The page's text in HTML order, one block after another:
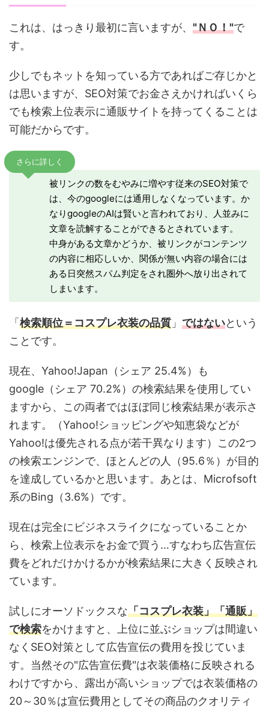
これは、はっきり最初に言いますが、 "ＮＯ！"で
す。
少しでもネットを知っている方であればご存じかと
は思いますが、SEO対策でお金さえかければいくら
でも検索上位表示に通販サイトを持ってくることは
可能だからです。
さらに詳しく
被リンクの数をむやみに増やす従来のSEO対策で
は、今のgoogleには通用しなくなっています。か
なりgoogleのAIは賢いと言われており、人並みに
文章を読解することができるとされています。
中身がある文章かどうか、被リンクがコンテンツ
の内容に相応しいか、関係が無い内容の場合には
ある日突然スパム判定をされ圏外へ放り出されて
しまいます。
「 検索順位＝コスプレ衣装の品質 」 ではないという
ことです。
現在、Yahoo!Japan（シェア 25.4%）も
google（シェア 70.2%）の検索結果を使用してい
ますから、この両者ではほぼ同じ検索結果が表示さ
れます。（Yahoo!ショッピングや知恵袋などが
Yahoo!は優先される点が若干異なります）この2つ
の検索エンジンで、ほとんどの人（95.6％）が目的
を達成しているかと思います。あとは、Microfsoft
系のBing（3.6%）です。
現在は完全にビジネスライクになっていることか
ら、検索上位表示をお金で買う…すなわち広告宣伝
費をどれだけかけるかが検索結果に大きく反映され
ています。
試しにオーソドックスな「コスプレ衣装」「通販」
で検索をかけますと、上位に並ぶショップは間違い
なくSEO対策として広告宣伝の費用を投じていま
す。当然その"広告宣伝費"は衣装価格に反映される
わけですから、露出が高いショップでは衣装価格の
20～30％は宣伝費用としてその商品のクオリティ